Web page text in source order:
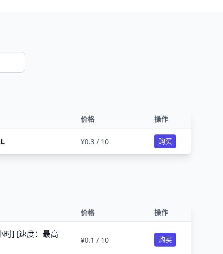
价格 操作
¥0.3 / 10 购买
价格 操作
时] [速度：最高
¥0.1 / 10 购买